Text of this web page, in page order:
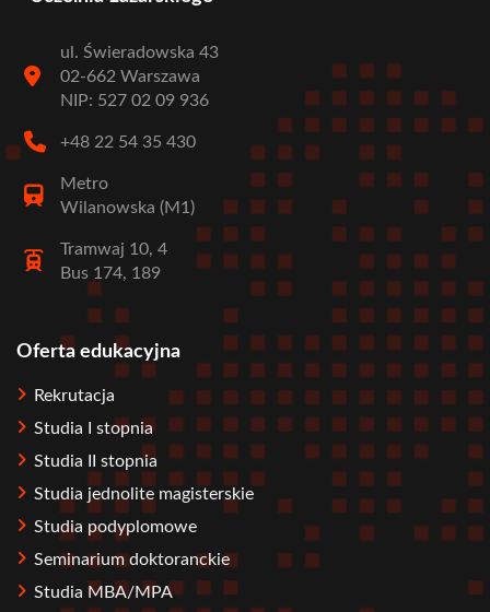
ul. Świeradowska 43
02-662 Warszawa
NIP: 527 02 09 936
+48 22 54 35 430
Metro
Wilanowska (M1)
Tramwaj 10, 4
Bus 174, 189
Stopka
Oferta edukacyjna
Rekrutacja
Studia I stopnia
Studia II stopnia
Studia jednolite magisterskie
Studia podyplomowe
Seminarium doktoranckie
Studia MBA/MPA